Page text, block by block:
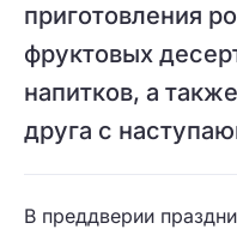
приготовления
фруктовых
напитков, а
друга с
В преддверии